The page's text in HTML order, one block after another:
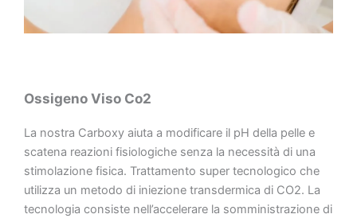
Ossigeno Viso Co2
La nostra Carboxy aiuta a modificare il pH della pelle e
scatena reazioni fisiologiche senza la necessità di una
stimolazione fisica. Trattamento super tecnologico che
utilizza un metodo di iniezione transdermica di CO2. La
tecnologia consiste nell’accelerare la somministrazione di